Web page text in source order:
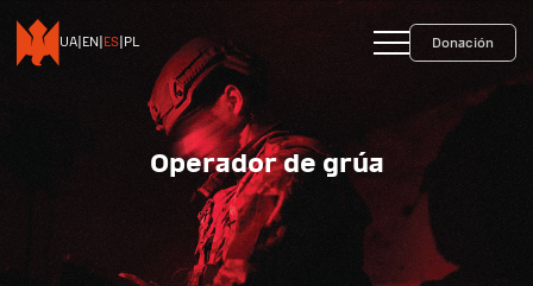
UA EN ES PL Donación
Operador de grúa